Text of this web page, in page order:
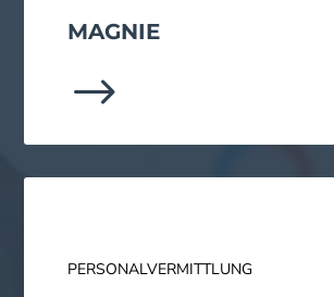
MAGNIE
$
PERSONALVERMITTLUNG